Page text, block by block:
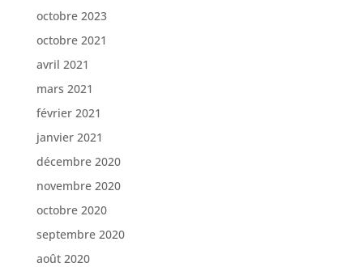
octobre 2023
octobre 2021
avril 2021
mars 2021
février 2021
janvier 2021
décembre 2020
novembre 2020
octobre 2020
septembre 2020
août 2020